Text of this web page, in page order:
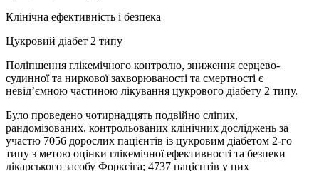
Клінічна ефективність і безпека
Цукровий діабет 2 типу
Поліпшення глікемічного контролю, зниження серцево-
судинної та ниркової захворюваності та смертності є
невід’ємною частиною лікування цукрового діабету 2 типу.
Було проведено чотирнадцять подвійно сліпих,
рандомізованих, контрольованих клінічних досліджень за
участю 7056 дорослих пацієнтів із цукровим діабетом 2-го
типу з метою оцінки глікемічної ефективності та безпеки
лікарського засобу Форксіга; 4737 пацієнтів у цих